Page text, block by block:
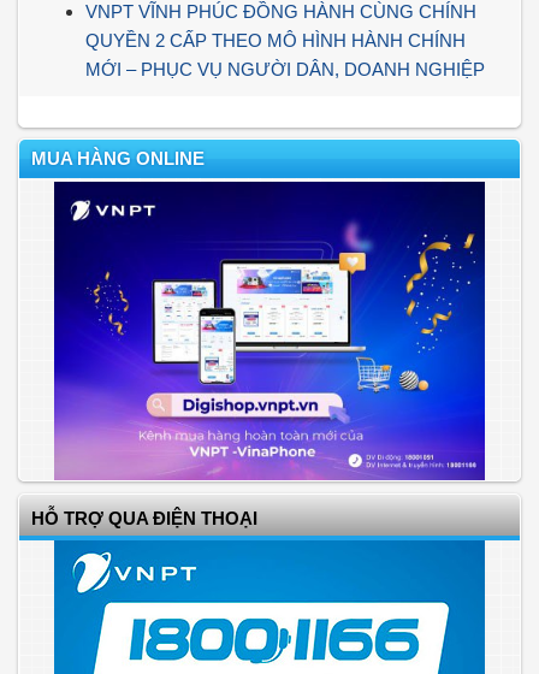
VNPT VĨNH PHÚC ĐỒNG HÀNH CÙNG CHÍNH
QUYỀN 2 CẤP THEO MÔ HÌNH HÀNH CHÍNH
MỚI – PHỤC VỤ NGƯỜI DÂN, DOANH NGHIỆP
MUA HÀNG ONLINE
HỖ TRỢ QUA ĐIỆN THOẠI